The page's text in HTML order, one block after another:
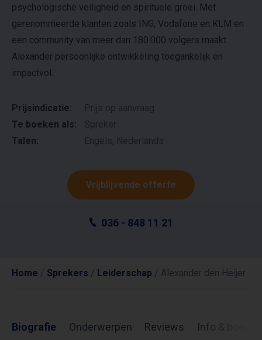
psychologische veiligheid en spirituele groei. Met
gerenommeerde klanten zoals ING, Vodafone en KLM en
een community van meer dan 180.000 volgers maakt
Alexander persoonlijke ontwikkeling toegankelijk en
impactvol.
Prijsindicatie:
Te boeken als:
Talen:
Vrijblijvende offerte
036 - 848 11 21
Home / Sprekers / Leiderschap / Alexander den Heijer
Biografie Onderwerpen Reviews Info &